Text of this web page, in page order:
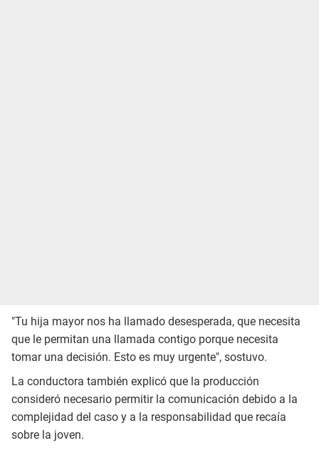
"Tu hija mayor nos ha llamado desesperada, que necesita
que le permitan una llamada contigo porque necesita
tomar una decisión. Esto es muy urgente", sostuvo.
La conductora también explicó que la producción
consideró necesario permitir la comunicación debido a la
complejidad del caso y a la responsabilidad que recaía
sobre la joven.